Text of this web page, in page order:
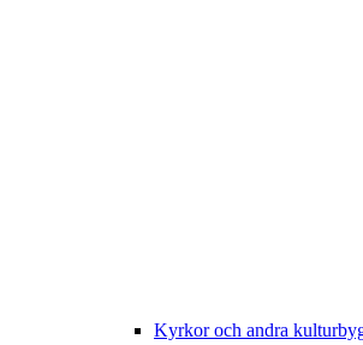
Kyrkor och andra